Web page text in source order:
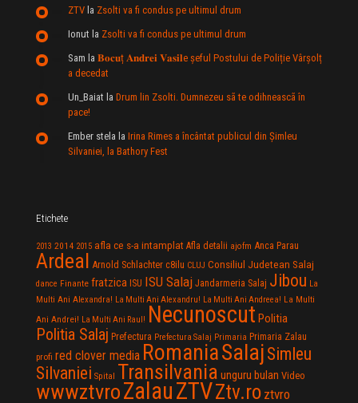
ZTV la Zsolti va fi condus pe ultimul drum
Ionut la Zsolti va fi condus pe ultimul drum
Sam la 𝐁𝐨𝐜𝐮ț 𝐀𝐧𝐝𝐫𝐞𝐢 𝐕𝐚𝐬𝐢𝐥e şeful Postului de Poliție Vârșolț
a decedat
Un_Baiat la Drum lin Zsolti. Dumnezeu sã te odihneascã în
pace!
Ember stela la Irina Rimes a încântat publicul din Şimleu
Silvaniei, la Bathory Fest
Etichete
2013 2014 2015 afla ce s-a intamplat Afla detalii ajofm Anca Parau
Ardeal Arnold Schlachter c8ilu CLUJ Consiliul Judetean Salaj
dance Finante fratzica ISU ISU Salaj Jandarmeria Salaj Jibou La
Multi Ani Alexandra! La Multi Ani Alexandru! La Multi Ani Andreea! La Multi
Ani Andrei! La Multi Ani Raul! Necunoscut Politia
Politia Salaj Prefectura Prefectura Salaj Primaria Primaria Zalau
profi red clover media RomaniaSalaj Simleu
Silvaniei Spital Transilvania unguru bulan Video
wwwztvroZalauZTVZtv.ro ztvro